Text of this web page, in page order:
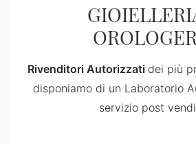
Rivenditori Autorizzati dei più
disponiamo di un Laboratorio
servizio post